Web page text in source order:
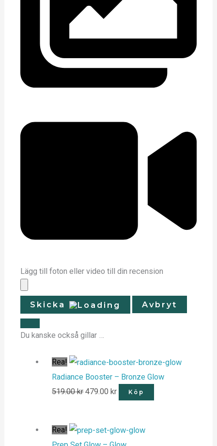
Lägg till foton eller video till din recension
Skicka Avbryt
Du kanske också gillar …
Rea!
Radiance Booster – Bronze Glow
519.00kr 479.00kr Köp
Rea!